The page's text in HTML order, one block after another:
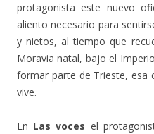
protagonista este nuevo
aliento necesario para
y nietos, al tiempo que
Moravia natal, bajo el
formar parte de Trieste, esa
vive.
En Las voces el